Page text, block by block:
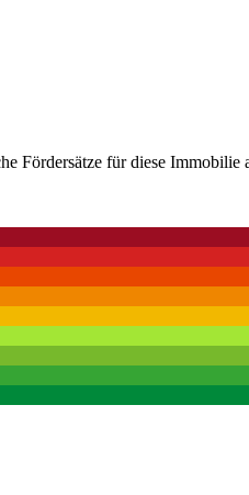
Fördersätze für diese Immobilie